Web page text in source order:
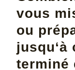
vous
ou
jusqu‘à
terminé